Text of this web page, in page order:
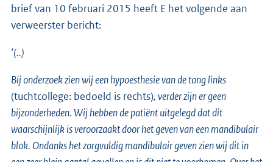
brief van 10 februari 2015 heeft E het volgende aan
verweerster bericht:
‘(..)
Bij onderzoek zien wij een hypoesthesie van de tong links
(tuchtcollege: bedoeld is rechts), verder zijn er geen
bijzonderheden. Wij hebben de patiënt uitgelegd dat dit
waarschijnlijk is veroorzaakt door het geven van een mandibulair
blok. Ondanks het zorgvuldig mandibulair geven zien wij dit in